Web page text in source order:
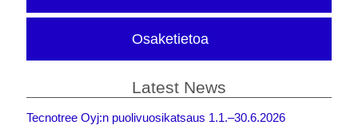
Osaketietoa
Latest News
Tecnotree Oyj:n puolivuosikatsaus 1.1.–30.6.2026